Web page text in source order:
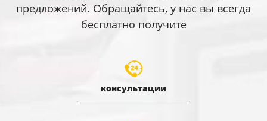
предложений. Обращайтесь, у нас вы всегда
бесплатно получите
консультации